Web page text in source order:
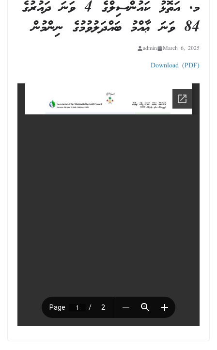
މ. އަތޮޅު ކައުންސިލްގެ 4 ވަނަ ދައުރުގެ
84 ވަނަ ޢާއްމު ބައްދަލުވުމުގެ ނިންމުން
March 6, 2025
admin
Download (PDF)